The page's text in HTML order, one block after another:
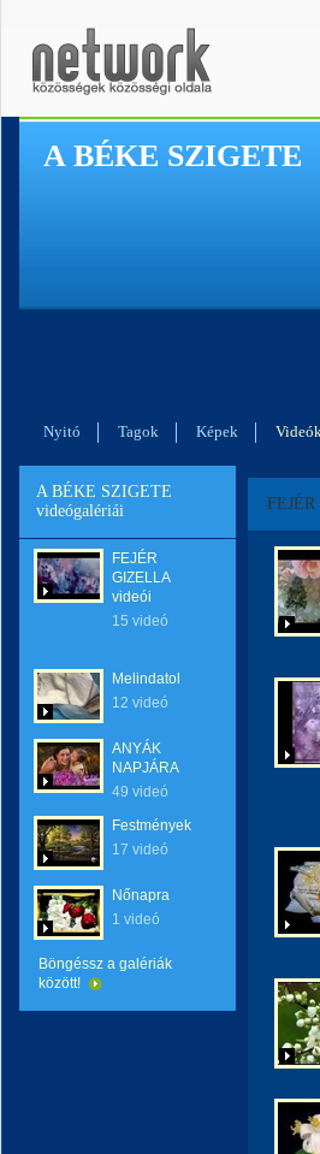
A BÉKE SZIGETE
Nyitó Tagok Képek
A BÉKE SZIGETE
videógalériái
FEJÉR
GIZELLA
videói
15 videó
Melindatol
12 videó
ANYÁK
NAPJÁRA
49 videó
Festmények
17 videó
Nőnapra
1 videó
Böngéssz a galériák
között!